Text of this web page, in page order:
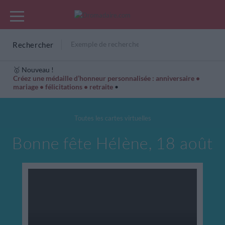
Rechercher
🥇 Nouveau !
Créez une médaille d’honneur personnalisée : anniversaire •
mariage • félicitations • retraite •
Cartes Hiver Cadeaux années de naissance
Toutes les cartes virtuelles
Bonne fête Hélène, 18 août